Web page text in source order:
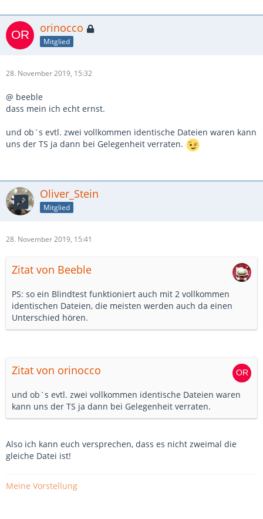
orinocco
Mitglied
28. November 2019, 15:32
@ beeble
dass mein ich echt ernst.
und ob`s evtl. zwei vollkommen identische Dateien waren kann
uns der TS ja dann bei Gelegenheit verraten.
Oliver_Stein
Mitglied
28. November 2019, 15:41
Zitat von Beeble
PS: so ein Blindtest funktioniert auch mit 2 vollkommen
identischen Dateien, die meisten werden auch da einen
Unterschied hören.
Zitat von orinocco
und ob`s evtl. zwei vollkommen identische Dateien waren
kann uns der TS ja dann bei Gelegenheit verraten.
Also ich kann euch versprechen, dass es nicht zweimal die
gleiche Datei ist!
Meine Vorstellung